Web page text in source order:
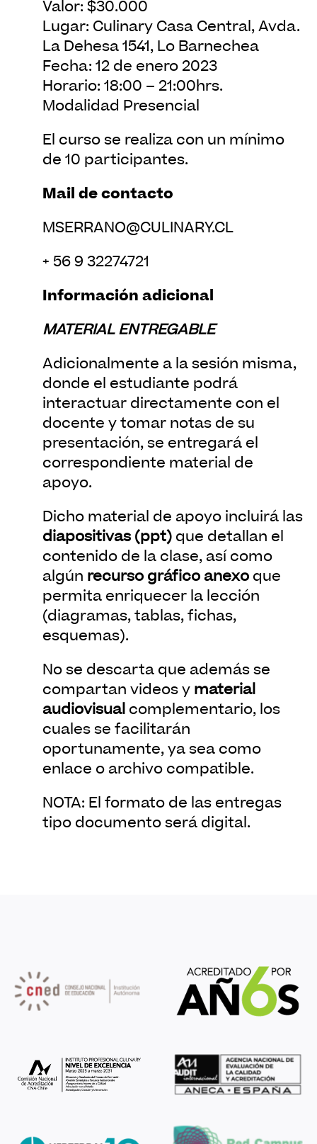
Valor: $30.000
Lugar: Culinary Casa Central, Avda.
La Dehesa 1541, Lo Barnechea
Fecha: 12 de enero 2023
Horario: 18:00 – 21:00hrs.
Modalidad Presencial
El curso se realiza con un mínimo
de 10 participantes.
Mail de contacto
MSERRANO@CULINARY.CL
+ 56 9 32274721
Información adicional
MATERIAL ENTREGABLE
Adicionalmente a la sesión misma,
donde el estudiante podrá
interactuar directamente con el
docente y tomar notas de su
presentación, se entregará el
correspondiente material de
apoyo.
Dicho material de apoyo incluirá las
diapositivas (ppt) que detallan el
contenido de la clase, así como
algún recurso gráfico anexo que
permita enriquecer la lección
(diagramas, tablas, fichas,
esquemas).
No se descarta que además se
compartan videos y material
audiovisual complementario, los
cuales se facilitarán
oportunamente, ya sea como
enlace o archivo compatible.
NOTA: El formato de las entregas
tipo documento será digital.